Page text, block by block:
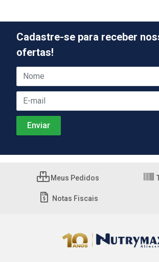
Cadastre-se para receber
ofertas!
Meus Pedidos
Notas Fiscais